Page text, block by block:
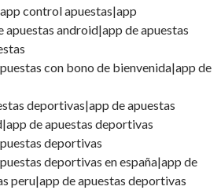
control apuestas|app
apuestas android|app de apuestas
con bono de bienvenida|app de
deportivas|app de apuestas
de apuestas deportivas
deportivas
deportivas en españa|app de
peru|app de apuestas deportivas